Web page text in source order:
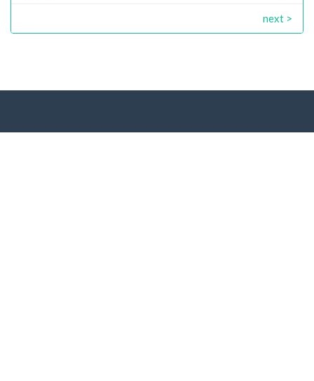
next >